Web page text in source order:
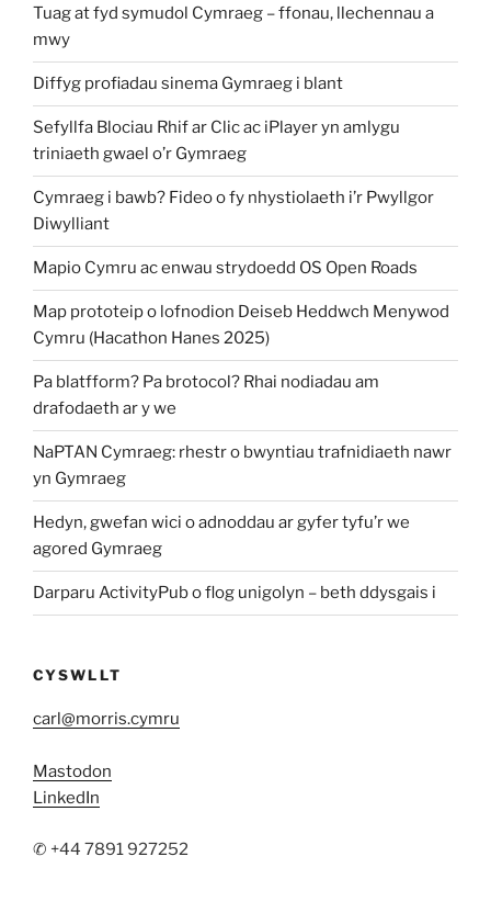
Tuag at fyd symudol Cymraeg – ffonau, llechennau a
mwy
Diffyg profiadau sinema Gymraeg i blant
Sefyllfa Blociau Rhif ar Clic ac iPlayer yn amlygu
triniaeth gwael o’r Gymraeg
Cymraeg i bawb? Fideo o fy nhystiolaeth i’r Pwyllgor
Diwylliant
Mapio Cymru ac enwau strydoedd OS Open Roads
Map prototeip o lofnodion Deiseb Heddwch Menywod
Cymru (Hacathon Hanes 2025)
Pa blatfform? Pa brotocol? Rhai nodiadau am
drafodaeth ar y we
NaPTAN Cymraeg: rhestr o bwyntiau trafnidiaeth nawr
yn Gymraeg
Hedyn, gwefan wici o adnoddau ar gyfer tyfu’r we
agored Gymraeg
Darparu ActivityPub o flog unigolyn – beth ddysgais i
CYSWLLT
carl@morris.cymru
Mastodon
LinkedIn
✆ +44 7891 927252